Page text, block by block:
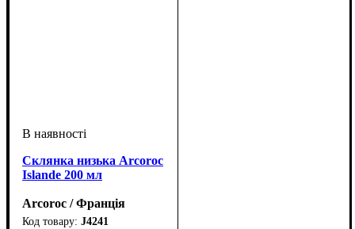
Склянка низька Arcoroc
Islande 200 мл
Arcoroc / Франція
J4241